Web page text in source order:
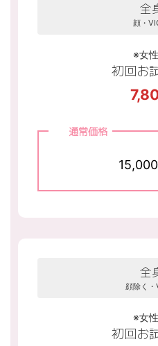
全
顔・
※女
初回お
通常価格
全
顔除く
※女
初回お